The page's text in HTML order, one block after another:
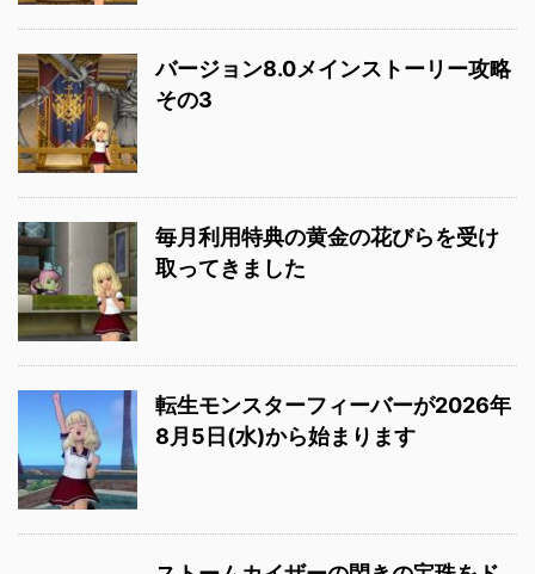
バージョン8.0メインストーリー攻略
その3
毎月利用特典の黄金の花びらを受け
取ってきました
転生モンスターフィーバーが2026年
8月5日(水)から始まります